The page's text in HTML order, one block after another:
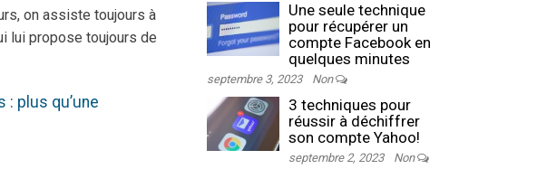
on assiste toujours à
lui propose toujours de
plus qu’une
Une seule technique
pour récupérer un
compte Facebook en
quelques minutes
septembre 3, 2023 Non
3 techniques pour
réussir à déchiffrer
son compte Yahoo!
septembre 2, 2023 Non